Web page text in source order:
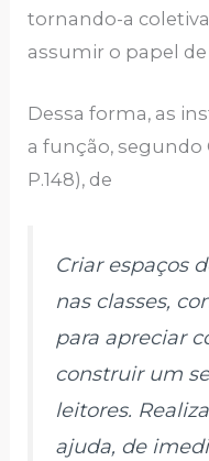
tornando-a
assumir o papel
Dessa forma, as
a função, segundo
P.148), de
Criar espaços
nas classes,
para apreciar
construir um
leitores.
ajuda, de